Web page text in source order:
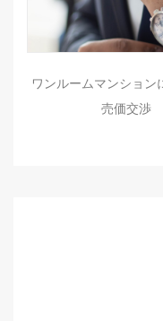
ワンルームマンショ
売価交渉